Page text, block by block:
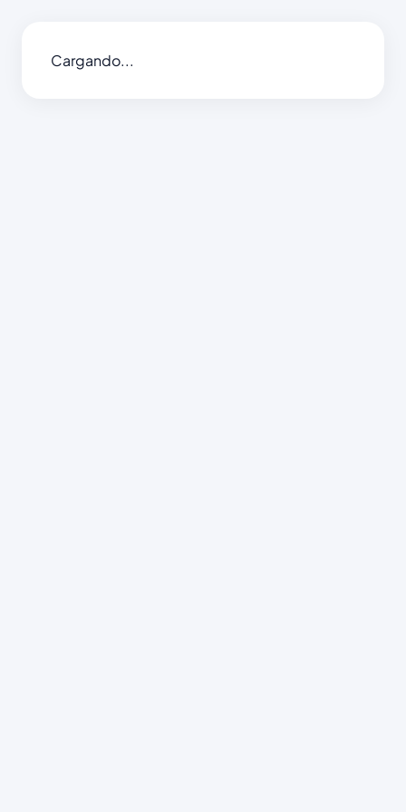
Cargando...